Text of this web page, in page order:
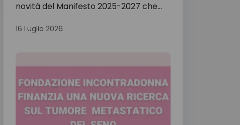
novità del Manifesto 2025-2027 che...
16 Luglio 2026